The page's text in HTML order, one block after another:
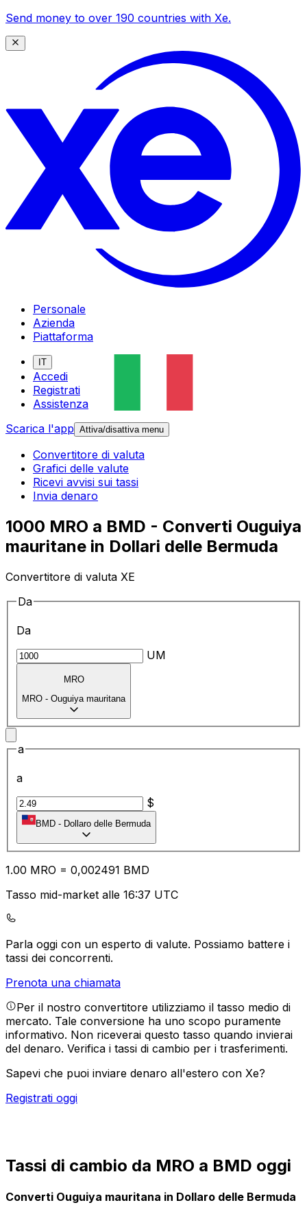
Send money to over 190 countries with Xe.
Personale
Azienda
Piattaforma
IT
Accedi
Registrati
Assistenza
Scarica l'app Attiva/disattiva menu
Convertitore di valuta
Grafici delle valute
Ricevi avvisi sui tassi
Invia denaro
1000 MRO a BMD - Converti Ouguiya
mauritane in Dollari delle Bermuda
Convertitore di valuta XE
Da
Da
UM
MRO
MRO - Ouguiya mauritana
a
a
$
BMD - Dollaro delle Bermuda
1.00 MRO = 0,002491 BMD
Tasso mid-market alle 16:37 UTC
Parla oggi con un esperto di valute. Possiamo battere i
tassi dei concorrenti.
Prenota una chiamata
Per il nostro convertitore utilizziamo il tasso medio di
mercato. Tale conversione ha uno scopo puramente
informativo. Non riceverai questo tasso quando invierai
del denaro. Verifica i tassi di cambio per i trasferimenti.
Sapevi che puoi inviare denaro all'estero con Xe?
Registrati oggi
Tassi di cambio da MRO a BMD oggi
Converti Ouguiya mauritana in Dollaro delle Bermuda